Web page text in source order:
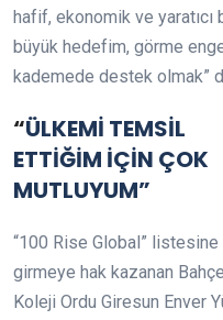
hafif, ekonomik ve yaratıcı
büyük hedefim, görme
kademede destek olmak”
“ÜLKEMİ TEMSİL
ETTİĞİM İÇİN ÇOK
MUTLUYUM”
“100 Rise Global” listesine
girmeye hak kazanan
Koleji Ordu Giresun Enver